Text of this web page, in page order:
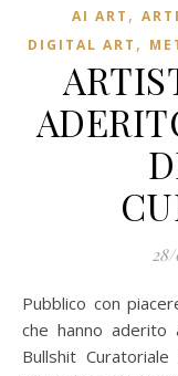
AI ART ,
DIGITAL ART ,
Pubblico con piacere la locandina con l’elenco degli artisti
che hanno aderito
Bullshit